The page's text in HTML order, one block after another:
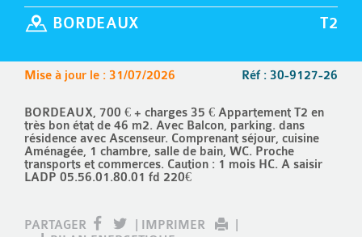
T2
BORDEAUX
Réf : 30-9127-26
Mise à jour le : 31/07/2026
BORDEAUX, 700 € + charges 35 € Appartement T2 en
très bon état de 46 m2. Avec Balcon, parking. dans
résidence avec Ascenseur. Comprenant séjour, cuisine
Aménagée, 1 chambre, salle de bain, WC. Proche
transports et commerces. Caution : 1 mois HC. A saisir
LADP 05.56.01.80.01 fd 220€
PARTAGER IMPRIMER